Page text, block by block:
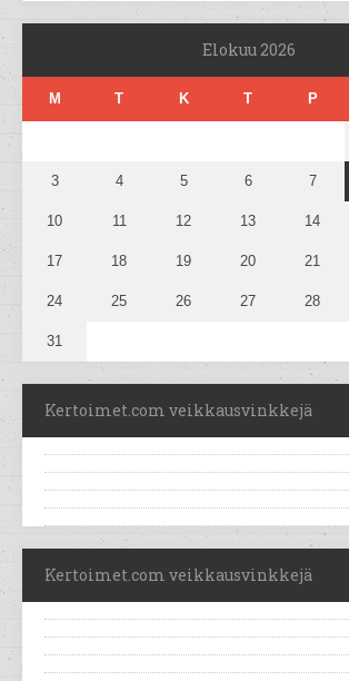
Elokuu 2026
M T K T P
3 4 5 6 7
10 11 12 13 14
17 18 19 20 21
24 25 26 27 28
31
Kertoimet.com veikkausvinkkejä
Kertoimet.com veikkausvinkkejä